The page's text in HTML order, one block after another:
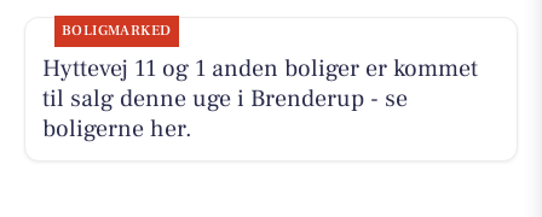
BOLIGMARKED
Hyttevej 11 og 1 anden boliger er kommet
til salg denne uge i Brenderup - se
boligerne her.